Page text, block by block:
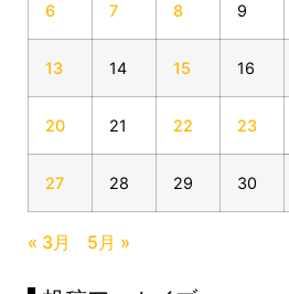
6 7 8 9
13 14 15 16
20 21 22 23
27 28 29 30
« 3月 5月 »